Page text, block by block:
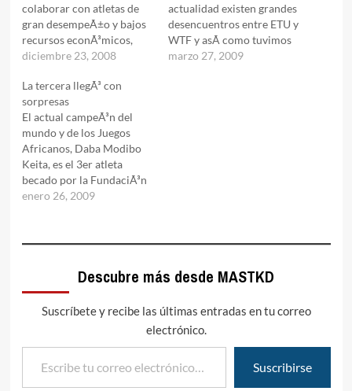
colaborar con atletas de
gran desempeÃ±o y bajos
recursos econÃ³micos,
estÃ¡n enfocadas en esta
preparaciÃ³n para
Copenhague 2009.En una
iniciativa que Ireno Fargas
afrontÃ³ con la
colaboraciÃ³n exclusiva de
masTaekwondo.com,
debemos comunicar que
esta beca por un aÃ±o es…
diciembre 23, 2008
actualidad existen grandes
desencuentros entre ETU y
WTF y asÃ­ como tuvimos
una nota donde se
marzo 27, 2009
La tercera llegÃ³ con
sorpresas
El actual campeÃ³n del
mundo y de los Juegos
Africanos, Daba Modibo
Keita, es el 3er atleta
becado por la FundaciÃ³n
Ireno Fargas y
MalÃ­, tambiÃ©n
nueva beca llegÃ³ a
travÃ©s del pedido del
entrenador de ese
seleccionado, el francÃ©s
enero 26, 2009
Descubre más desde MASTKD
Suscríbete y recibe las últimas entradas en tu correo
electrónico.
Escribe tu correo electrónico…
Suscribirse